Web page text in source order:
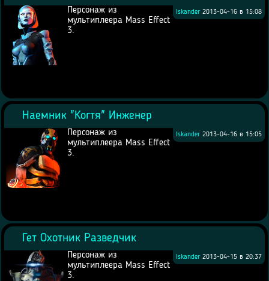
Iskander 2013-04-16 в 15:08
Персонаж из
мультиплеера Mass Effect
3.
Наемник "Когтя" Инженер
Iskander 2013-04-16 в 15:05
Персонаж из
мультиплеера Mass Effect
3.
Гет Охотник Разведчик
Iskander 2013-04-15 в 20:37
Персонаж из
мультиплеера Mass Effect
3.